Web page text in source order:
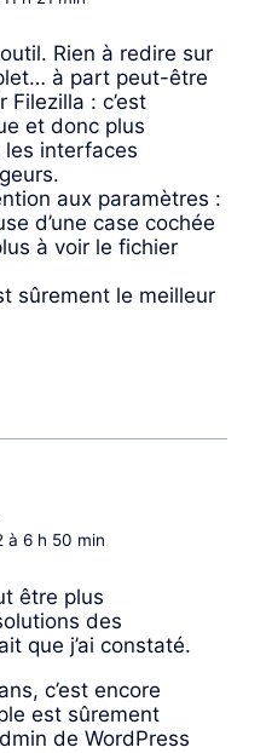
Rien à redire sur
à part peut-être
Filezilla : c’est
et donc plus
interfaces
aux paramètres :
d’une case cochée
à voir le fichier
sûrement le meilleur
à 6 h 50 min
être plus
des
que j’ai constaté.
c’est encore
est sûrement
de WordPress